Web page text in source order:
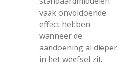
vaak onvoldoende
effect hebben
wanneer de
aandoening al dieper
in het weefsel zit.